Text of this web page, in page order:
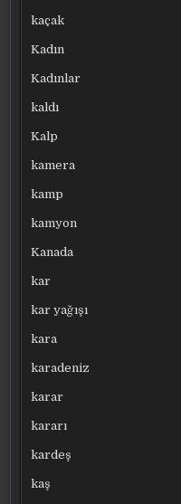
kaçak
Kadın
Kadınlar
kaldı
Kalp
kamera
kamp
kamyon
Kanada
kar
kar yağışı
kara
karadeniz
karar
kararı
kardeş
kaş